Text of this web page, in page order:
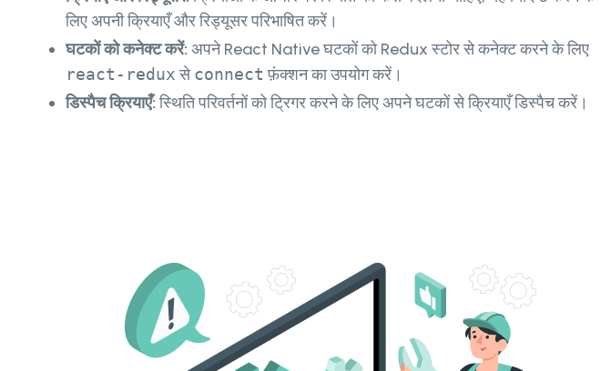
लिए अपनी क्रियाएँ और रिड्यूसर परिभाषित करें।
घटकों को कनेक्ट करें: अपने React Native घटकों को Redux स्टोर से कनेक्ट करने के लिए
react-reduxसेconnect फ़ंक्शन का उपयोग करें।
डिस्पैच क्रियाएँ:स्थिति परिवर्तनों को ट्रिगर करने के लिए अपने घटकों से क्रियाएँ डिस्पैच करें।